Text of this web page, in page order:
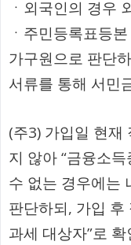
ㆍ외국인의 경우
ㆍ주민등록표등
가구원으로 판단
서류를 통해 서민
(주3) 가입일 현재
지 않아 “금융소
수 없는 경우에는
판단하되, 가입 후
과세 대상자”로